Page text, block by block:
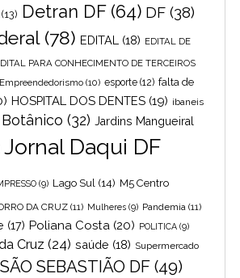
(13) Detran DF(64) DF (38)
(78) EDITAL (18) EDITAL DE
PARA CONHECIMENTO DE TERCEIROS
Empreendedorismo (10) esporte (12) falta de
HOSPITAL DOS DENTES (19) ibaneis
(32) Jardins Mangueiral
Jornal Daqui DF
(9) Lago Sul (14) M5 Centro
DA CRUZ (11) Mulheres (9) Pandemia (11)
(17) Poliana Costa (20) POLITICA (9)
Cruz (24) saúde (18) Supermercado
SÃO SEBASTIÃO DF (49)